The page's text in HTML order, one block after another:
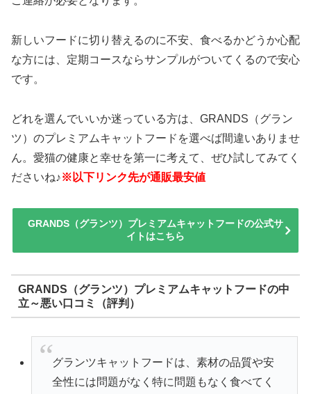
新しいフードに切り替えるのに不安、食べるかどうか心配
な方には、定期コースならサンプルがついてくるので安心
です。
どれを選んでいいか迷っている方は、GRANDS（グラン
ツ）のプレミアムキャットフードを選べば間違いありませ
ん。愛猫の健康と幸せを第一に考えて、ぜひ試してみてく
ださいね♪※以下リンク先が通販最安値
GRANDS（グランツ）プレミアムキャットフードの公式サ
イトはこちら
GRANDS（グランツ）プレミアムキャットフードの中
立～悪い口コミ（評判）
グランツキャットフードは、素材の品質や安
全性には問題がなく特に問題もなく食べてく